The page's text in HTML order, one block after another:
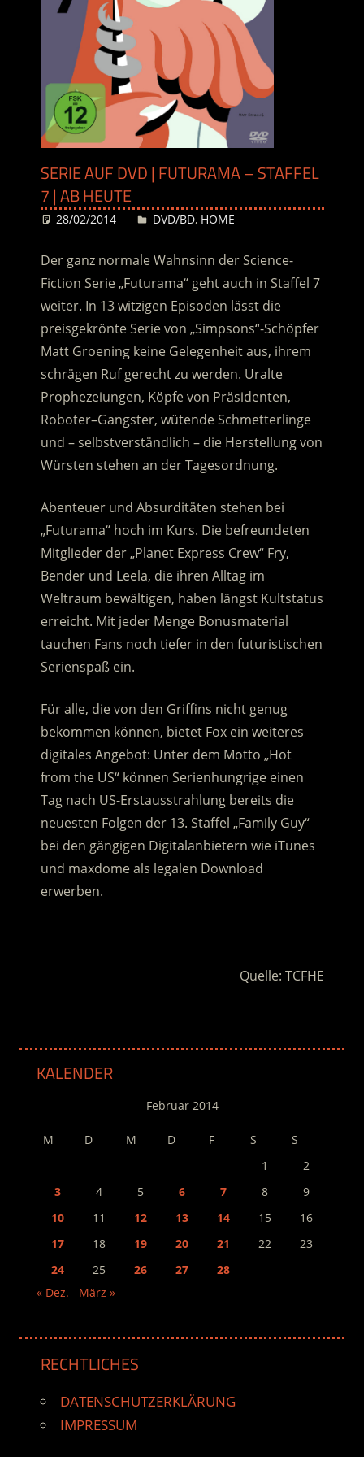
SERIE AUF DVD | FUTURAMA – STAFFEL
7 | AB HEUTE
28/02/2014 Desiree
DVD/BD, HOME
Der ganz normale Wahnsinn der Science-
Fiction Serie „Futurama“ geht auch in Staffel 7
weiter. In 13 witzigen Episoden lässt die
preisgekrönte Serie von „Simpsons“-Schöpfer
Matt Groening keine Gelegenheit aus, ihrem
schrägen Ruf gerecht zu werden. Uralte
Prophezeiungen, Köpfe von Präsidenten,
Roboter–Gangster, wütende Schmetterlinge
und – selbstverständlich – die Herstellung von
Würsten stehen an der Tagesordnung.
Abenteuer und Absurditäten stehen bei
„Futurama“ hoch im Kurs. Die befreundeten
Mitglieder der „Planet Express Crew“ Fry,
Bender und Leela, die ihren Alltag im
Weltraum bewältigen, haben längst Kultstatus
erreicht. Mit jeder Menge Bonusmaterial
tauchen Fans noch tiefer in den futuristischen
Serienspaß ein.
Für alle, die von den Griffins nicht genug
bekommen können, bietet Fox ein weiteres
digitales Angebot: Unter dem Motto „Hot
from the US“ können Serienhungrige einen
Tag nach US-Erstausstrahlung bereits die
neuesten Folgen der 13. Staffel „Family Guy“
bei den gängigen Digitalanbietern wie iTunes
und maxdome als legalen Download
erwerben.
Quelle: TCFHE
KALENDER
Februar 2014
M D M D F S
S
1
2
3
4 5 6 7 8
9
10
11 12 13 14 15
16
17
18 19 20 21 22
23
24
25 26 27
28
« Dez.
März »
RECHTLICHES
DATENSCHUTZERKLÄRUNG
IMPRESSUM